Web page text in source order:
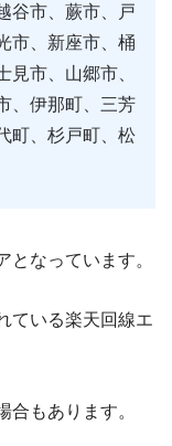
谷市、蕨市、戸
市、新座市、桶
見市、山郷市、
、伊那町、三芳
町、杉戸町、松
となっています。
ている楽天回線エ
もあります。